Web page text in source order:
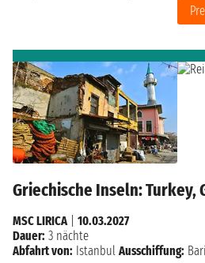
Griechische Inseln: Turkey,
MSC LIRICA| 10.03.2027
Dauer: 3 nächte
Abfahrt von: Istanbul Ausschiffung: Bari